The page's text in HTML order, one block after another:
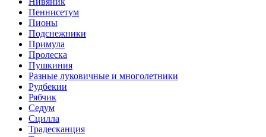
Пеннисетум
Пионы
Подснежники
Примула
Пролеска
Пушкиния
Разные луковичные и многолетники
Рудбекии
Рябчик
Седум
Сцилла
Традесканция